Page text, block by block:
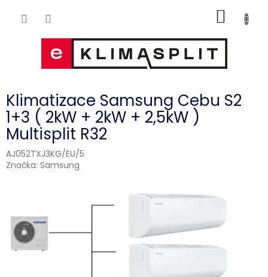
KOŠÍK
Klimatizace Samsung Cebu S2
1+3 ( 2kW + 2kW + 2,5kW )
Multisplit R32
AJ052TXJ3KG/EU/5
Značka: Samsung